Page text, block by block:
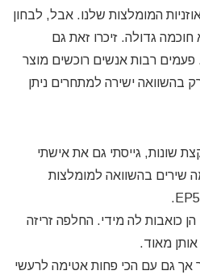
המומלצות שלנו. אבל, לבחון
חוכמה גדולה. זיכרו זאת גם
רבות אנשים רוכשים מוצר
בהשוואה ישירה למתחרים ניתן
שונות, גייסתי גם את אישתי
שירים בהשוואה למומלצות
הן כואבות לה מידי. החלפה זריזה
מאוד.
אך גם עם הכי פחות אטימה לרעשי